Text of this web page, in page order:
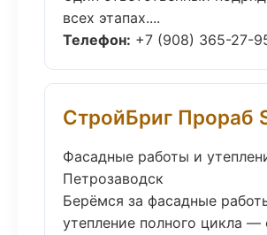
всех этапах....
Телефон: +7 (908) 365-27-
СтройБриг Прораб
Фасадные работы и
Петрозаводск
Берёмся за фасадные
утепление полного цикла —